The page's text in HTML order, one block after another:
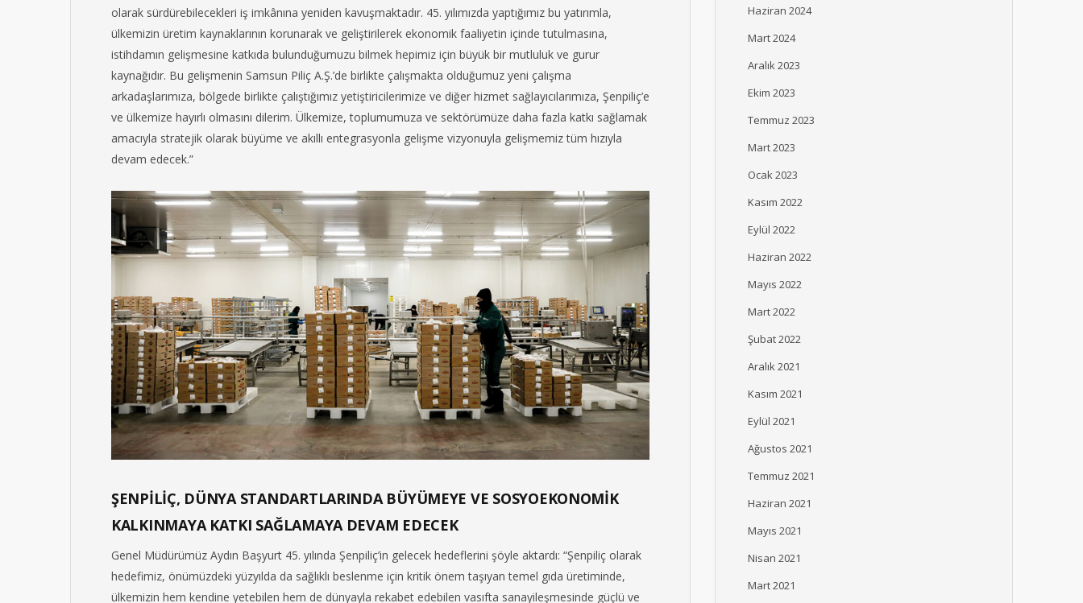
olarak sürdürebilecekleri iş imkânına yeniden kavuşmaktadır. 45. yılımızda yaptığımız bu yatırımla,
ülkemizin üretim kaynaklarının korunarak ve geliştirilerek ekonomik faaliyetin içinde tutulmasına,
istihdamın gelişmesine katkıda bulunduğumuzu bilmek hepimiz için büyük bir mutluluk ve gurur
kaynağıdır. Bu gelişmenin Samsun Piliç A.Ş.’de birlikte çalışmakta olduğumuz yeni çalışma
arkadaşlarımıza, bölgede birlikte çalıştığımız yetiştiricilerimize ve diğer hizmet sağlayıcılarımıza, Şenpiliç’e
ve ülkemize hayırlı olmasını dilerim. Ülkemize, toplumumuza ve sektörümüze daha fazla katkı sağlamak
amacıyla stratejik olarak büyüme ve akıllı entegrasyonla gelişme vizyonuyla gelişmemiz tüm hızıyla
devam edecek.”
ŞENPİLİÇ, DÜNYA STANDARTLARINDA BÜYÜMEYE VE SOSYOEKONOMİK
KALKINMAYA KATKI SAĞLAMAYA DEVAM EDECEK
Genel Müdürümüz Aydın Başyurt 45. yılında Şenpiliç’in gelecek hedeflerini şöyle aktardı: “Şenpiliç olarak
hedefimiz, önümüzdeki yüzyılda da sağlıklı beslenme için kritik önem taşıyan temel gıda üretiminde,
ülkemizin hem kendine yetebilen hem de dünyayla rekabet edebilen vasıfta sanayileşmesinde güçlü ve
Haziran 2024
Mart 2024
Aralık 2023
Ekim 2023
Temmuz 2023
Mart 2023
Ocak 2023
Kasım 2022
Eylül 2022
Haziran 2022
Mayıs 2022
Mart 2022
Şubat 2022
Aralık 2021
Kasım 2021
Eylül 2021
Ağustos 2021
Temmuz 2021
Haziran 2021
Mayıs 2021
Nisan 2021
Mart 2021